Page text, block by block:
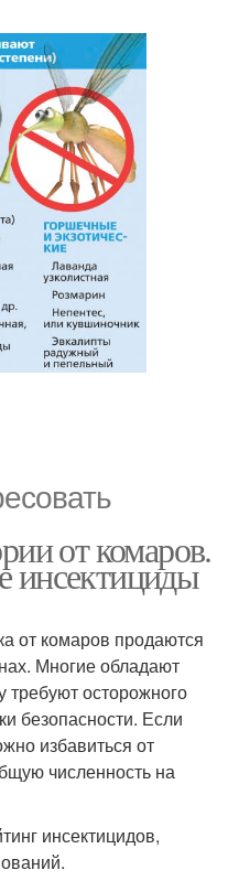
от комаров.
инсектициды
от комаров продаются
Многие обладают
требуют осторожного
безопасности. Если
избавиться от
численность на
инсектицидов,